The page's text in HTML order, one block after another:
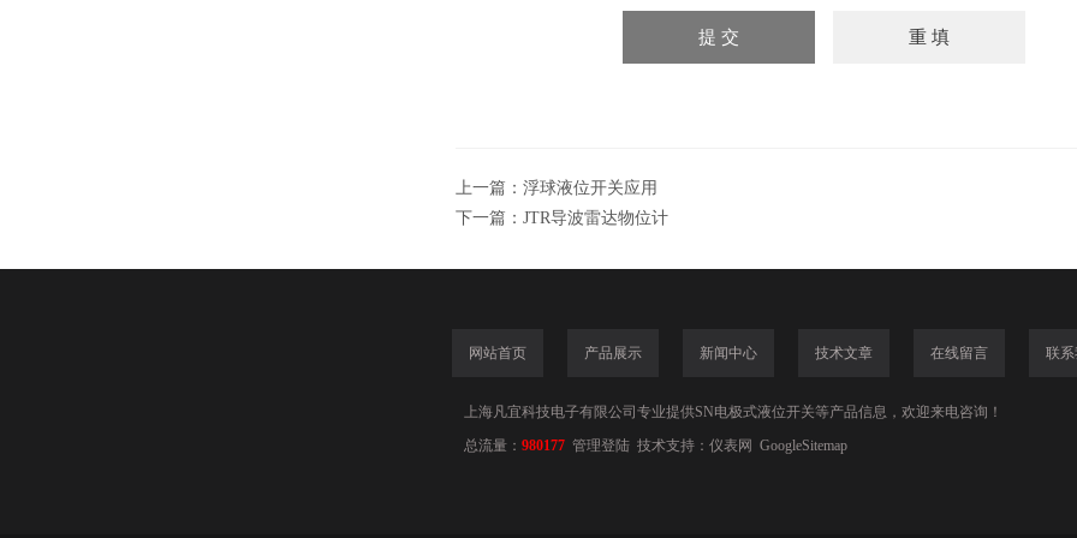
上一篇： 浮球液位开关应用
下一篇： JTR导波雷达物位计
网站首页 产品展示 新闻中心 技术文章 在线留言 联系
上海凡宜科技电子有限公司专业提供SN电极式液位开关等产品信息，欢迎来电咨询！
总流量： 980177 管理登陆 技术支持： 仪表网 GoogleSitemap